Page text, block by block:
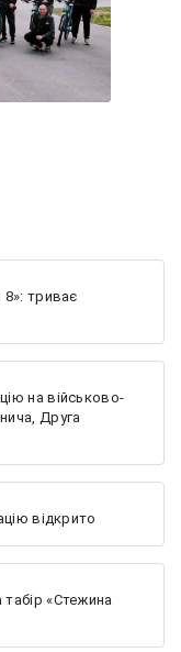
8»: триває
на військово-
Друга
відкрито
«Стежина